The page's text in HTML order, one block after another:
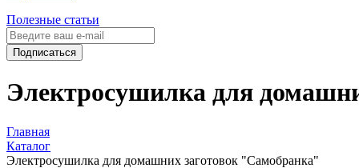
Полезные статьи
Подписаться
Электросушилка для
Главная
Каталог
Электросушилка для домашних заготовок "Самобранка"